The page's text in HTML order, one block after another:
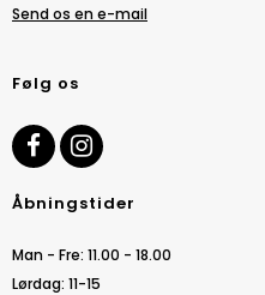
Send os en e-mail
Følg os
Åbningstider
Man - Fre: 11.00 - 18.00
Lørdag: 11-15